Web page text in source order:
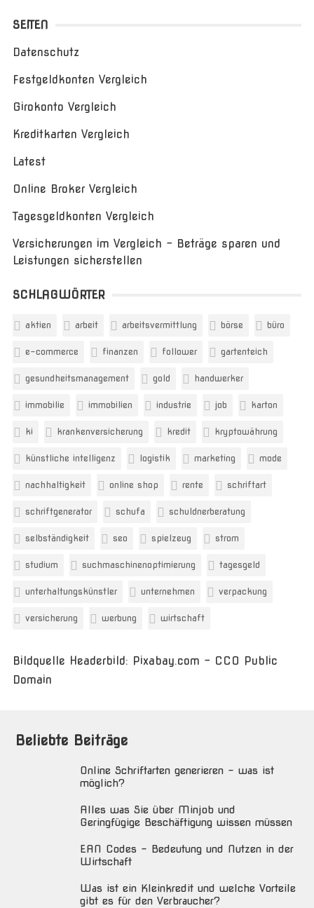
SEITEN
Datenschutz
Festgeldkonten Vergleich
Girokonto Vergleich
Kreditkarten Vergleich
Latest
Online Broker Vergleich
Tagesgeldkonten Vergleich
Versicherungen im Vergleich – Beträge sparen und
Leistungen sicherstellen
SCHLAGWÖRTER
aktien arbeit arbeitsvermittlung börse büro
e-commerce finanzen follower gartenteich
gesundheitsmanagement gold handwerker
immobilie immobilien industrie job karton
ki krankenversicherung kredit kryptowährung
künstliche intelligenz logistik marketing mode
nachhaltigkeit online shop rente schriftart
schriftgenerator schufa schuldnerberatung
selbständigkeit seo spielzeug strom
studium suchmaschinenoptimierung tagesgeld
unterhaltungskünstler unternehmen verpackung
versicherung werbung wirtschaft
Bildquelle Headerbild: Pixabay.com - CC0 Public
Domain
Beliebte Beiträge
Online Schriftarten generieren – was ist
möglich?
Alles was Sie über Minjob und
Geringfügige Beschäftigung wissen müssen
EAN Codes – Bedeutung und Nutzen in der
Wirtschaft
Was ist ein Kleinkredit und welche Vorteile
gibt es für den Verbraucher?